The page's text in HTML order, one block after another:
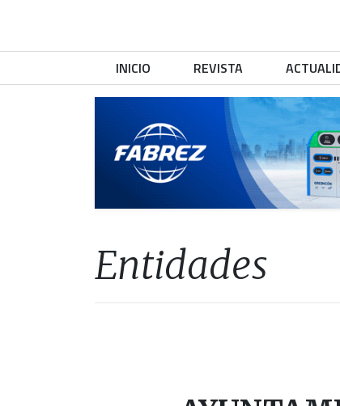
INICIO REVISTA
Entidades